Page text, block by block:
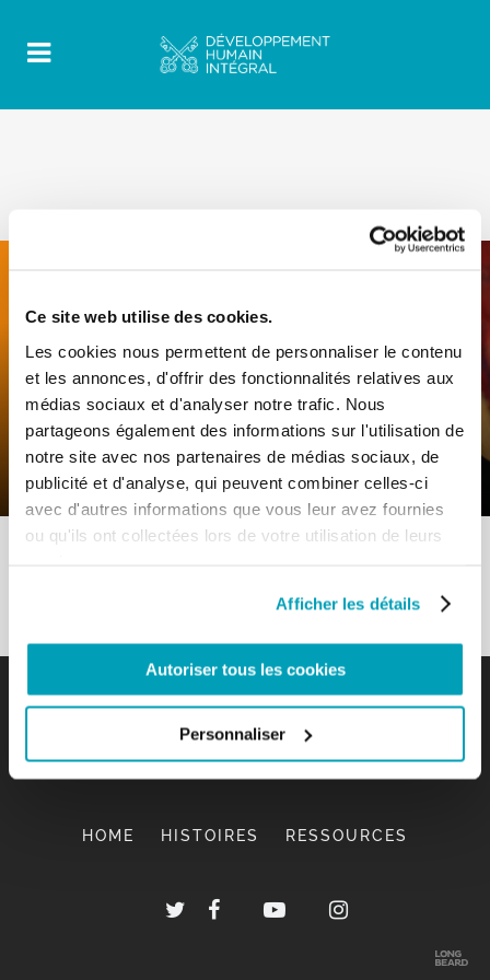
Ce site web utilise des cookies.
Les cookies nous permettent de personnaliser le contenu
et les annonces, d'offrir des fonctionnalités relatives aux
médias sociaux et d'analyser notre trafic. Nous
partageons également des informations sur l'utilisation de
notre site avec nos partenaires de médias sociaux, de
publicité et d'analyse, qui peuvent combiner celles-ci
avec d'autres informations que vous leur avez fournies
ou qu'ils ont collectées lors de votre utilisation de leurs
Afficher les détails
Autoriser tous les cookies
Personnaliser
15 Mai 2023 | ByMrclient |
0
Comments
Libre de choisir d’émigrer ou de rester
– Migrer est aujourd’hui pour beaucoup
l’unique choix
HOME HISTOIRES RESSOURCES